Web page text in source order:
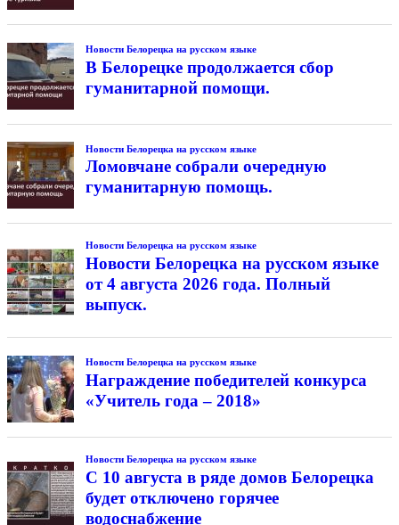
Новости Белорецка на русском языке
В Белорецке продолжается сбор
гуманитарной помощи.
Новости Белорецка на русском языке
Ломовчане собрали очередную
гуманитарную помощь.
Новости Белорецка на русском языке
Новости Белорецка на русском языке
от 4 августа 2026 года. Полный
выпуск.
Новости Белорецка на русском языке
Награждение победителей конкурса
«Учитель года – 2018»
Новости Белорецка на русском языке
С 10 августа в ряде домов Белорецка
будет отключено горячее
водоснабжение